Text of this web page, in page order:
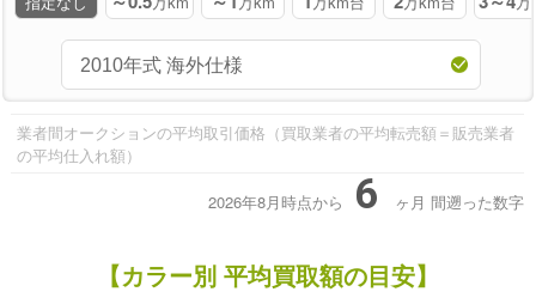
業者間オークションの平均取引価格（買取業者の平均転売額＝販売業者
の平均仕入れ額）
2026年8月時点から 6 ヶ月 間遡った数字
【カラー別 平均買取額の目安】